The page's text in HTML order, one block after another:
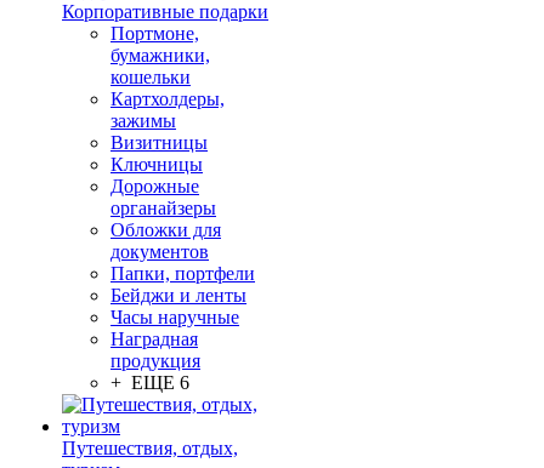
Корпоративные подарки
Портмоне,
бумажники,
кошельки
Картхолдеры,
зажимы
Визитницы
Ключницы
Дорожные
органайзеры
Обложки для
документов
Папки, портфели
Бейджи и ленты
Часы наручные
Наградная
продукция
+ ЕЩЕ 6
Путешествия, отдых,